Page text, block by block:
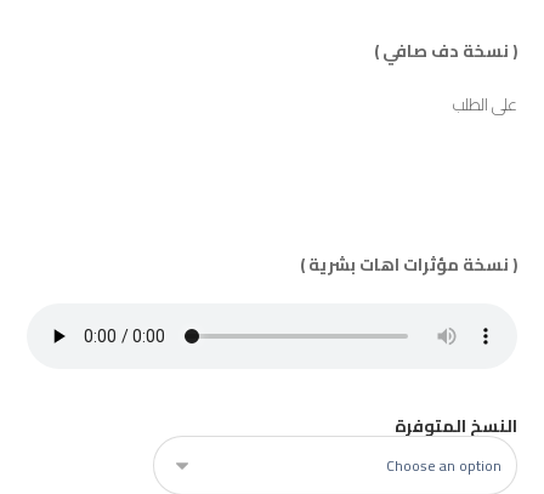
( نسخة دف صافي )
على الطلب
( نسخة مؤثرات اهات بشرية )
النسخ المتوفرة